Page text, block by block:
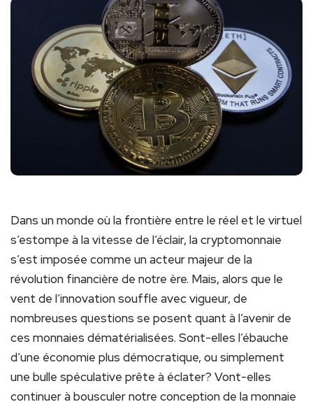
Dans un monde où la frontière entre le réel et le virtuel
s’estompe à la vitesse de l’éclair, la cryptomonnaie
s’est imposée comme un acteur majeur de la
révolution financière de notre ère. Mais, alors que le
vent de l’innovation souffle avec vigueur, de
nombreuses questions se posent quant à l’avenir de
ces monnaies dématérialisées. Sont-elles l’ébauche
d’une économie plus démocratique, ou simplement
une bulle spéculative prête à éclater? Vont-elles
continuer à bousculer notre conception de la monnaie